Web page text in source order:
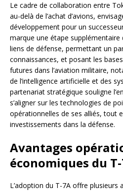
Le cadre de collaboration entre
au-delà de l’achat d’avions,
développement pour un
marque une étape
liens de défense, permettant un
connaissances, et posant les
futures dans l’aviation militaire,
de l’intelligence artificielle et des
partenariat stratégique souligne
s’aligner sur les technologies de
opérationnelles de ses alliés, tout
investissements dans la défense.
Avantages
économiques du
L’adoption du T-7A offre plusieurs